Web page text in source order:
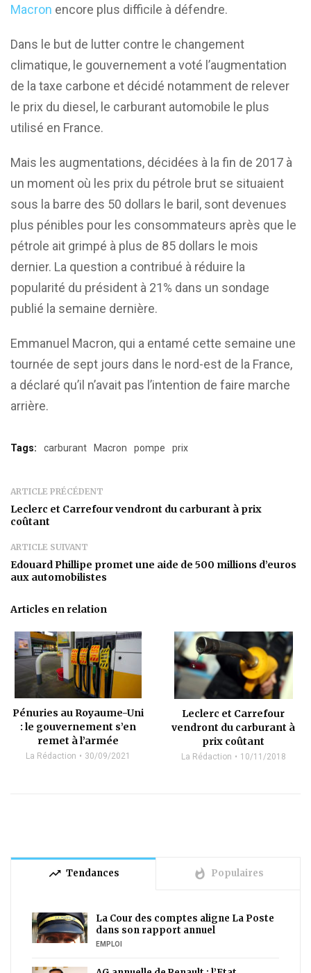
Macron encore plus difficile à défendre.
Dans le but de lutter contre le changement
climatique, le gouvernement a voté l’augmentation
de la taxe carbone et décidé notamment de relever
le prix du diesel, le carburant automobile le plus
utilisé en France.
Mais les augmentations, décidées à la fin de 2017 à
un moment où les prix du pétrole brut se situaient
sous la barre des 50 dollars le baril, sont devenues
plus pénibles pour les consommateurs après que le
pétrole ait grimpé à plus de 85 dollars le mois
dernier. La question a contribué à réduire la
popularité du président à 21% dans un sondage
publié la semaine dernière.
Emmanuel Macron, qui a entamé cette semaine une
tournée de sept jours dans le nord-est de la France,
a déclaré qu’il n’avait pas l’intention de faire marche
arrière.
Tags: carburant Macron pompe prix
ARTICLE PRÉCÉDENT
Leclerc et Carrefour vendront du carburant à prix
coûtant
ARTICLE SUIVANT
Edouard Phillipe promet une aide de 500 millions d’euros
aux automobilistes
Articles en relation
Pénuries au Royaume-Uni
: le gouvernement s’en
remet à l’armée
La Rédaction 30/09/2021
Leclerc et Carrefour
vendront du carburant à
prix coûtant
La Rédaction 10/11/2018
trending_up Tendances whatshot Populaires
La Cour des comptes aligne La Poste
dans son rapport annuel
EMPLOI